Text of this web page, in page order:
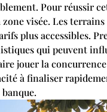
Pour réussir
visée. Les
plus accessibles.
qui peuvent
jouer la
à finaliser